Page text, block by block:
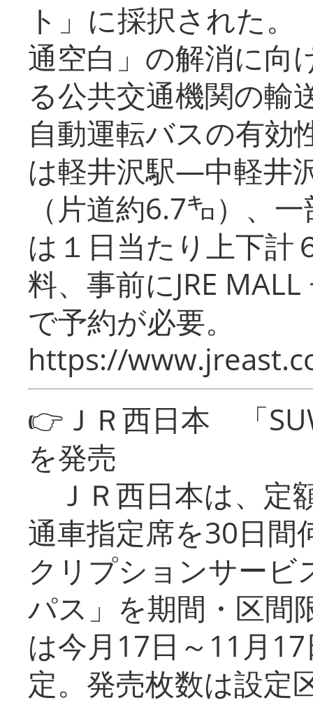
ト」に採択された
通空白」の解消に向
る公共交通機関の輸
自動運転バスの有効
は軽井沢駅―中軽井
（片道約6.7㌔）、
は１日当たり上下計
料、事前にJRE
で予約が必要。
https://
👉ＪＲ西日本 「
を発売
ＪＲ西日本は、定
通車指定席を30日間
クリプションサービ
パス」を期間・区間
は今月17日～11月
定。発売枚数は設定